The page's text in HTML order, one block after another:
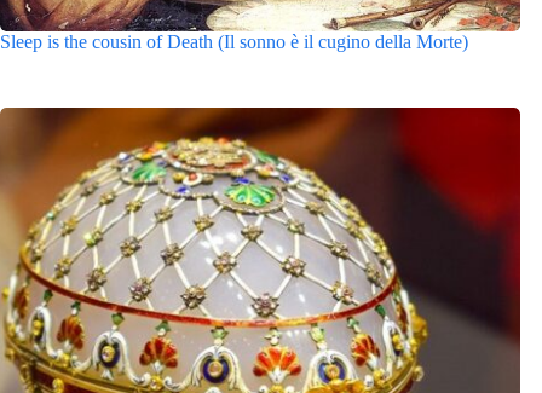
Sleep is the cousin of Death (Il sonno è il cugino della Morte)